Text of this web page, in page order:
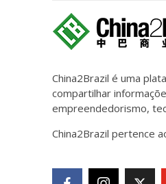
China2Brazil é uma
compartilhar
empreendedorismo,
China2Brazil pertence